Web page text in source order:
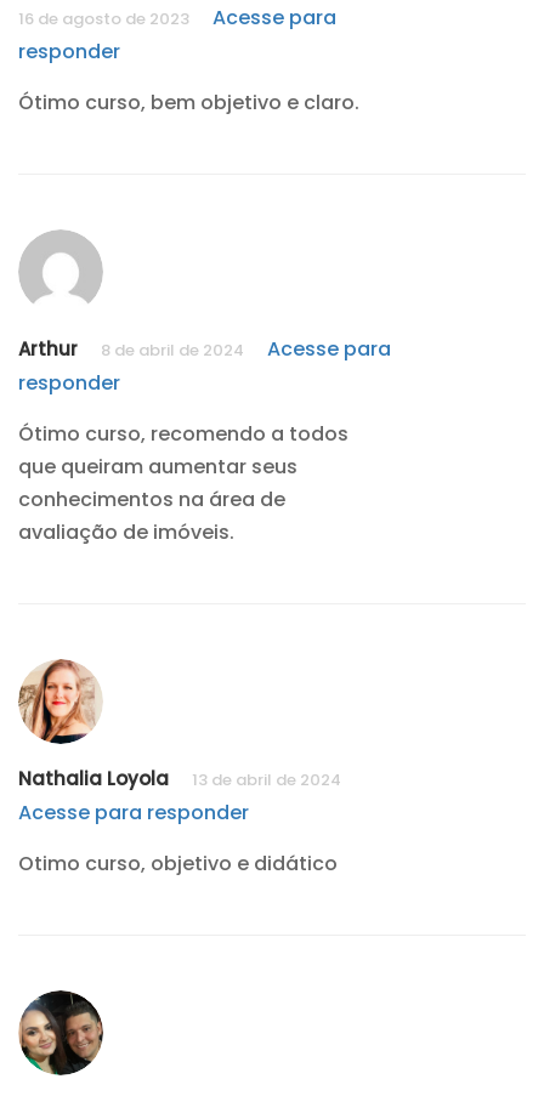
16 de agosto de 2023
Acesse para
responder
Ótimo curso, bem objetivo e claro.
Arthur 8 de abril de 2024
Acesse para
responder
Ótimo curso, recomendo a todos
que queiram aumentar seus
conhecimentos na área de
avaliação de imóveis.
Nathalia Loyola 13 de abril de 2024
Acesse para responder
Otimo curso, objetivo e didático